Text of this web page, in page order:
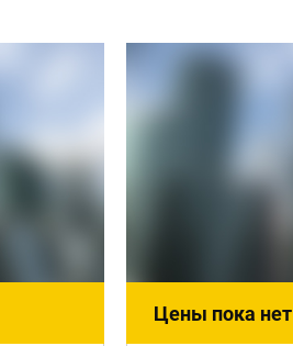
Цены пока нет